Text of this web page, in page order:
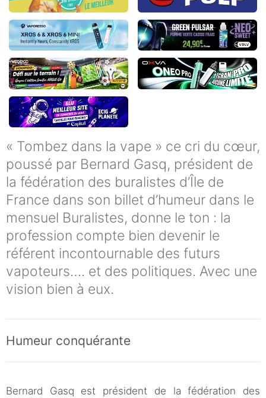
« Tombez dans la vape » ce cri du cœur,
poussé par Bernard Gasq, président de
la fédération des buralistes d’Île de
France dans son billet d’humeur dans le
mensuel Buralistes, donne le ton : la
profession compte bien devenir le
référent incontournable des futurs
vapoteurs…. et des politiques. Avec une
vision bien à eux.
Humeur conquérante
Bernard Gasq est président de la fédération des